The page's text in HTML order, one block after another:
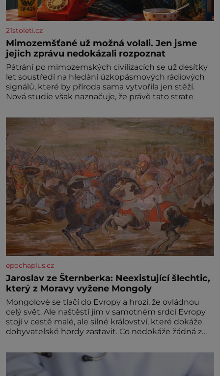
21stoleti.cz
Mimozemšťané už možná volali. Jen jsme
jejich zprávu nedokázali rozpoznat
Pátrání po mimozemských civilizacích se už desítky
let soustředí na hledání úzkopásmových rádiových
signálů, které by příroda sama vytvořila jen stěží.
Nová studie však naznačuje, že právě tato strate
epochaplus.cz
Jaroslav ze Šternberka: Neexistující šlechtic,
který z Moravy vyžene Mongoly
Mongolové se tlačí do Evropy a hrozí, že ovládnou
celý svět. Ale naštěstí jim v samotném srdci Evropy
stojí v cestě malé, ale silné království, které dokáže
dobyvatelské hordy zastavit. Co nedokáže žádná z
král. Nebo že by ne? Mongolové od roku 1223
postupují podél Kaspického a Azovského moře,